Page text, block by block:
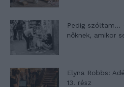
Pedig szóltam…
nőknek, amikor
Elyna Robbs:
13. rész